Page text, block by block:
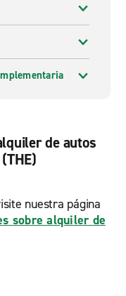
de autos
nuestra página
sobre alquiler de